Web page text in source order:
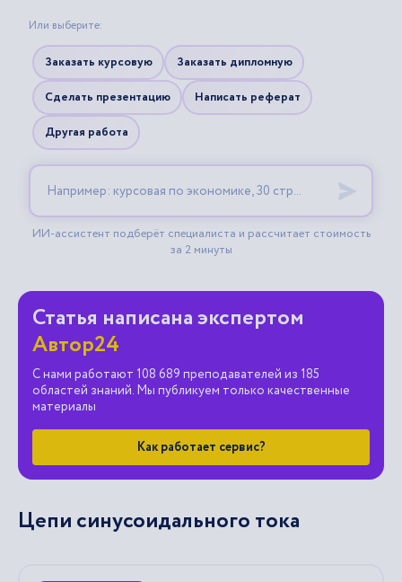
Статья написана экспертом
Автор24
С нами работают 108 689 преподавателей из 185
областей знаний. Мы публикуем только качественные
материалы
Как работает сервис?
Цепи синусоидального тока